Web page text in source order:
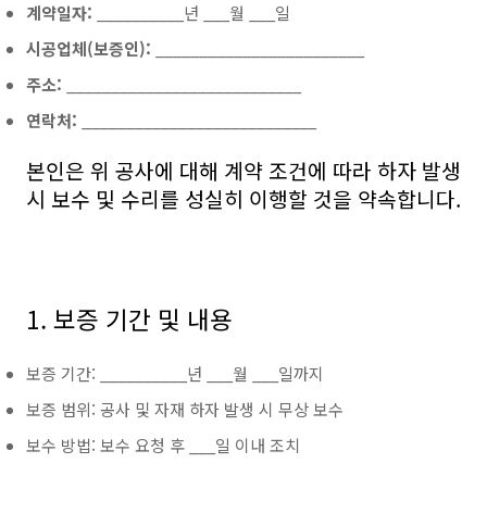
계약일자: __________년 ___월 ___일
시공업체(보증인):
주소:
연락처:
본인은 위 공사에 대해 계약 조건에 따라 하자 발생
시 보수 및 수리를 성실히 이행할 것을 약속합니다.
1. 보증 기간 및 내용
보증 기간: __________년 ___월 ___일까지
보증 범위: 공사 및 자재 하자 발생 시 무상 보수
보수 방법: 보수 요청 후 ___일 이내 조치